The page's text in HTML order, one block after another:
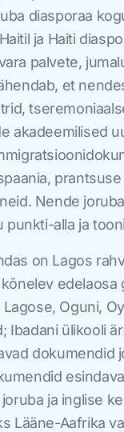
diasporaa
ja Haiti
palvete,
et
akadeemilised
Nende
punkti-alla ja
on Lagos
Oguni,
Ibadani ülikooli
dokumendid
ja inglise
Lääne-Aafrika